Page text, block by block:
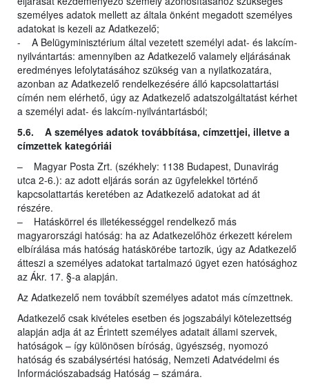
személyes adatok mellett az általa önként megadott személyes
adatokat is kezeli az Adatkezelő;
- A Belügyminisztérium által vezetett személyi adat- és lakcím-
nyilvántartás: amennyiben az Adatkezelő valamely eljárásának
eredményes lefolytatásához szükség van a nyilatkozatára,
azonban az Adatkezelő rendelkezésére álló kapcsolattartási
címén nem elérhető, úgy az Adatkezelő adatszolgáltatást kérhet
a személyi adat- és lakcím-nyilvántartásból;
5.6. A személyes adatok továbbítása, címzettjei, illetve a
címzettek kategóriái
– Magyar Posta Zrt. (székhely: 1138 Budapest, Dunavirág
utca 2-6.): az adott eljárás során az ügyfelekkel történő
kapcsolattartás keretében az Adatkezelő adatokat ad át
részére.
– Hatáskörrel és illetékességgel rendelkező más
magyarországi hatóság: ha az Adatkezelőhöz érkezett kérelem
elbírálása más hatóság hatáskörébe tartozik, úgy az Adatkezelő
átteszi a személyes adatokat tartalmazó ügyet ezen hatósághoz
az Ákr. 17. §-a alapján.
Az Adatkezelő nem továbbít személyes adatot más címzettnek.
Adatkezelő csak kivételes esetben és jogszabályi kötelezettség
alapján adja át az Érintett személyes adatait állami szervek,
hatóságok – így különösen bíróság, ügyészség, nyomozó
hatóság és szabálysértési hatóság, Nemzeti Adatvédelmi és
Információszabadság Hatóság – számára.